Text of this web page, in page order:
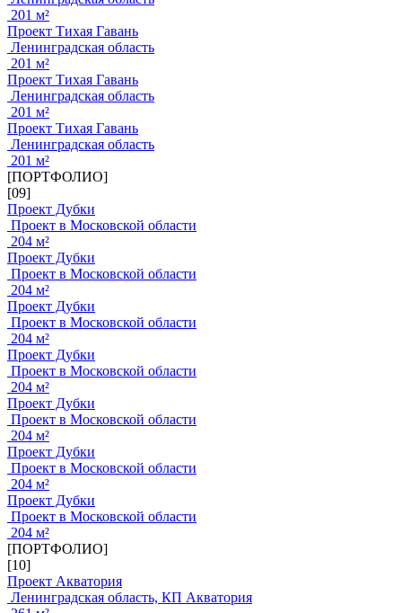
201 м²
Проект Тихая Гавань
Ленинградская область
201 м²
Проект Тихая Гавань
Ленинградская область
201 м²
Проект Тихая Гавань
Ленинградская область
201 м²
[ПОРТФОЛИО]
[09]
Проект Дубки
Проект в Московской области
204 м²
Проект Дубки
Проект в Московской области
204 м²
Проект Дубки
Проект в Московской области
204 м²
Проект Дубки
Проект в Московской области
204 м²
Проект Дубки
Проект в Московской области
204 м²
Проект Дубки
Проект в Московской области
204 м²
Проект Дубки
Проект в Московской области
204 м²
[ПОРТФОЛИО]
[10]
Проект Акватория
Ленинградская область, КП Акватория